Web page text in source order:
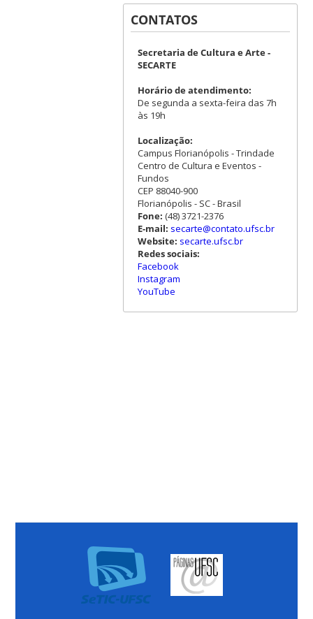
CONTATOS
Secretaria de Cultura e Arte -
SECARTE
Horário de atendimento:
De segunda a sexta-feira das 7h
às 19h
Localização:
Campus Florianópolis - Trindade
Centro de Cultura e Eventos -
Fundos
CEP 88040-900
Florianópolis - SC - Brasil
Fone: (48) 3721-2376
E-mail: secarte@contato.ufsc.br
Website: secarte.ufsc.br
Redes sociais:
Facebook
Instagram
YouTube